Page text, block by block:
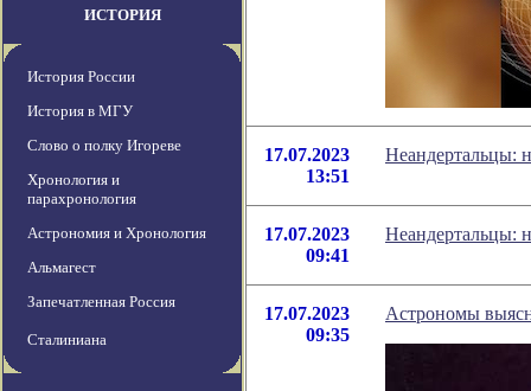
ИСТОРИЯ
История России
История в МГУ
Слово о полку Игореве
Хронология и
парахронология
Астрономия и Хронология
Альмагест
Запечатленная Россия
Сталиниана
17.07.2023
13:51
Неандертальцы:
17.07.2023
09:41
Неандертальцы:
17.07.2023
09:35
Астрономы